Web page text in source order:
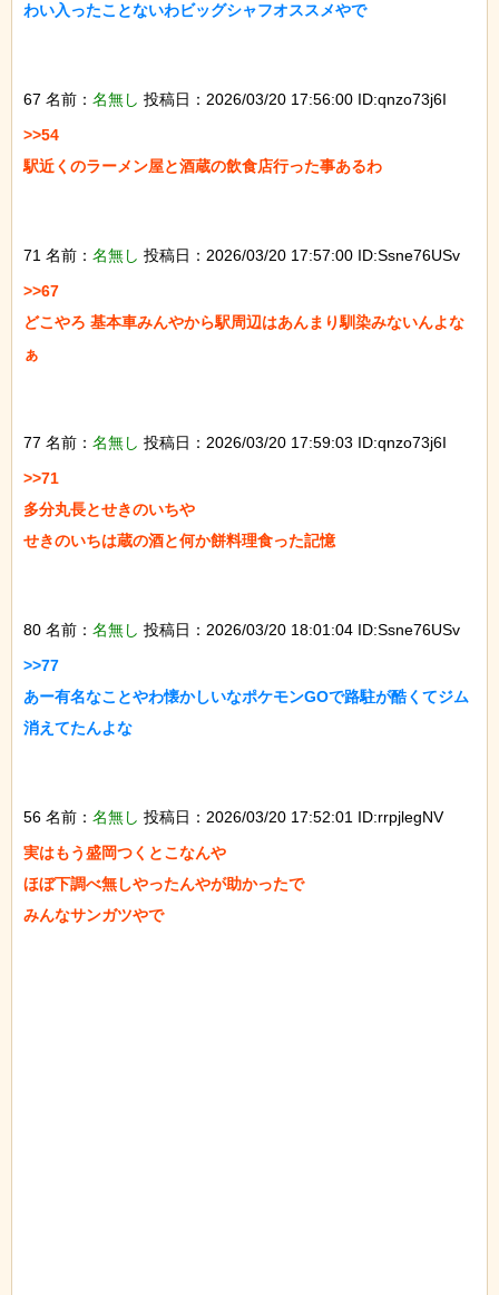
わい入ったことないわビッグシャフオススメやで
67 名前： 名無し 投稿日：2026/03/20 17:56:00 ID:qnzo73j6I
>>54
駅近くのラーメン屋と酒蔵の飲食店行った事あるわ
71 名前： 名無し 投稿日：2026/03/20 17:57:00 ID:Ssne76USv
>>67
どこやろ 基本車みんやから駅周辺はあんまり馴染みないんよな
ぁ
77 名前： 名無し 投稿日：2026/03/20 17:59:03 ID:qnzo73j6I
>>71
多分丸長とせきのいちや
せきのいちは蔵の酒と何か餅料理食った記憶
80 名前： 名無し 投稿日：2026/03/20 18:01:04 ID:Ssne76USv
>>77
あー有名なことやわ懐かしいなポケモンGOで路駐が酷くてジム
消えてたんよな
56 名前： 名無し 投稿日：2026/03/20 17:52:01 ID:rrpjlegNV
実はもう盛岡つくとこなんや
ほぼ下調べ無しやったんやが助かったで
みんなサンガツやで